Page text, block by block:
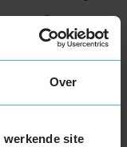
Over
werkende site